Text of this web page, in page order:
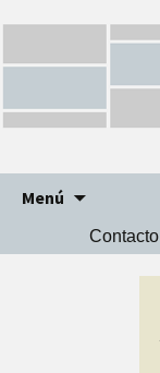
Menú
contenido
Contacto